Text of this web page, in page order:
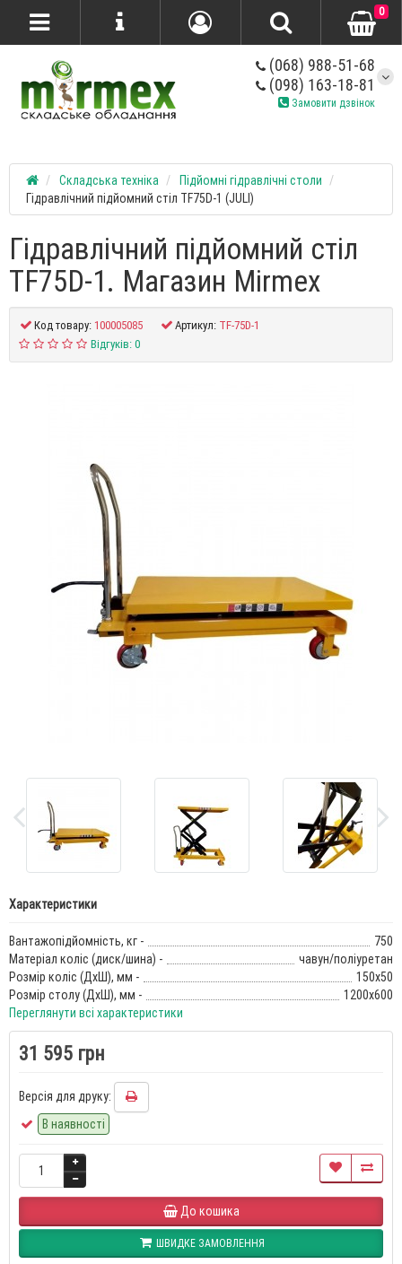
(068) 988-51-68
(098) 163-18-81
Замовити дзвінок
0
Складська техніка
Підйомні гідравлічні столи
Гідравлічний підйомний стіл TF75D-1 (JULI)
Гідравлічний підйомний стіл
TF75D-1. Магазин Mirmex
Код товару:100005085 Артикул: TF-75D-1
Відгуків: 0
Характеристики
Вантажопідйомність, кг -
750
Матеріал коліс (диск/шина) -
чавун/поліуретан
Розмір коліс (ДхШ), мм -
150x50
Розмір столу (ДхШ), мм -
1200х600
Переглянути всі характеристики
31 595 грн
Версія для друку:
В наявності
До кошика
ШВИДКЕ ЗАМОВЛЕННЯ